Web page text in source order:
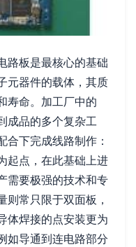
路板是最核心的基础
元器件的载体，其质
寿命。加工厂中的
成品的多个复杂工
合下完成线路制作：
起点，在此基础上进
需要极强的技术和专
则常只限于双面板，
体焊接的点安装更为
如导通到连电路部分